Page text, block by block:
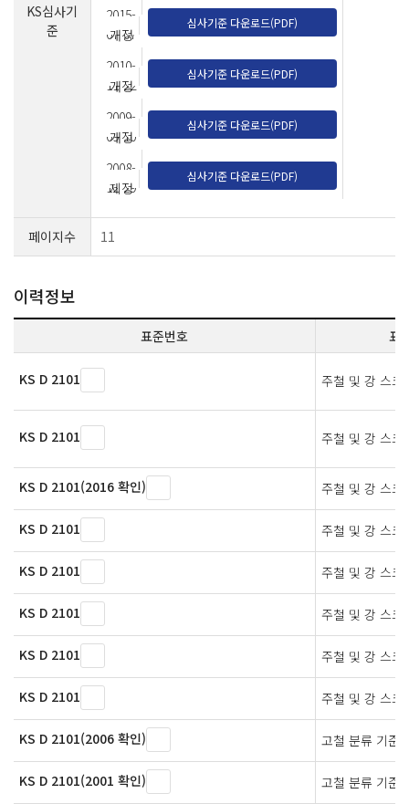
KS심사기
준
2015-
07-07
개정
심사기준 다운로드(PDF)
2010-
11-22
개정
심사기준 다운로드(PDF)
2009-
09-10
개정
심사기준 다운로드(PDF)
2008-
12-29
제정
심사기준 다운로드(PDF)
페이지수 11
이력정보
표준번호 표
KS D 2101 주철 및 강 스크
KS D 2101 주철 및 강 스크
KS D 2101(2016 확인) 주철 및 강 스크
KS D 2101 주철 및 강 스크
KS D 2101 주철 및 강 스크
KS D 2101 주철 및 강 스크
KS D 2101 주철 및 강 스크
KS D 2101 주철 및 강 스크
KS D 2101(2006 확인) 고철 분류 기준
KS D 2101(2001 확인) 고철 분류 기준